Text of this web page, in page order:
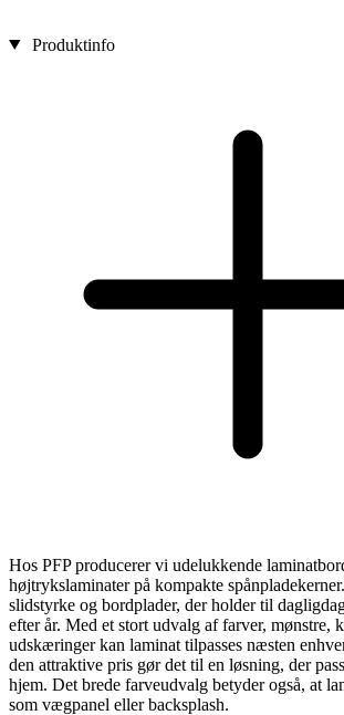
Produktinfo
Hos PFP producerer vi udelukkende
højtrykslaminater på kompakte
slidstyrke og bordplader, der holder til
efter år. Med et stort udvalg af farver, mønstre,
udskæringer kan laminat tilpasses næsten
den attraktive pris gør det til en løsning, der
hjem. Det brede farveudvalg betyder også, at
som vægpanel eller backsplash.